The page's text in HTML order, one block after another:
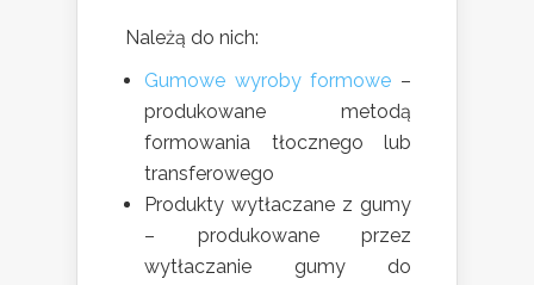
Należą do nich:
Gumowe wyroby formowe –
produkowane metodą
formowania tłocznego lub
transferowego
Produkty wytłaczane z gumy
– produkowane przez
wytłaczanie gumy do